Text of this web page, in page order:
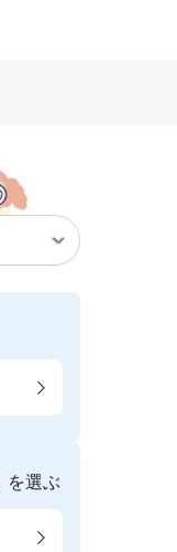
を選ぶ